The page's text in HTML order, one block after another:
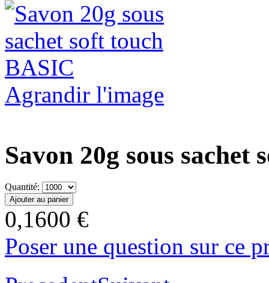
Agrandir l'image
Savon 20g sous sachet
Quantité:
0,1600 €
Poser une question sur ce